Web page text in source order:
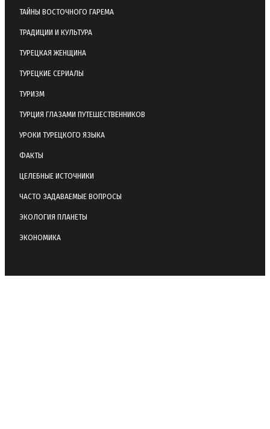
ТАЙНЫ ВОСТОЧНОГО ГАРЕМА
ТРАДИЦИИ И КУЛЬТУРА
ТУРЕЦКАЯ ЖЕНЩИНА
ТУРЕЦКИЕ СЕРИАЛЫ
ТУРИЗМ
ТУРЦИЯ ГЛАЗАМИ ПУТЕШЕСТВЕННИКОВ
УРОКИ ТУРЕЦКОГО ЯЗЫКА
ФАКТЫ
ЦЕЛЕБНЫЕ ИСТОЧНИКИ
ЧАСТО ЗАДАВАЕМЫЕ ВОПРОСЫ
ЭКОЛОГИЯ ПЛАНЕТЫ
ЭКОНОМИКА